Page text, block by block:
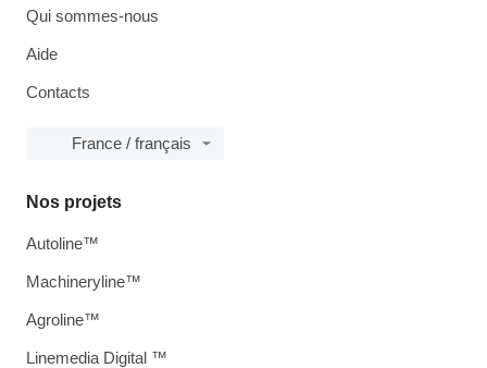
Qui sommes-nous
Aide
Contacts
France / français
Nos projets
Autoline™
Machineryline™
Agroline™
Linemedia Digital ™